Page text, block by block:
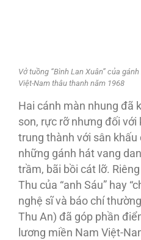
Vở tuồng “Bình Lan Xuân” của
Việt-Nam thâu thanh năm 1968
Hai cánh màn nhung đã
son, rực rỡ nhưng đối
trung thành với sân
những gánh hát vang
trầm, bãi bồi cát lỡ.
Thu của “anh Sáu” hay
nghệ sĩ và báo chí
Thu An) đã góp phần
lương miền Nam Việt-